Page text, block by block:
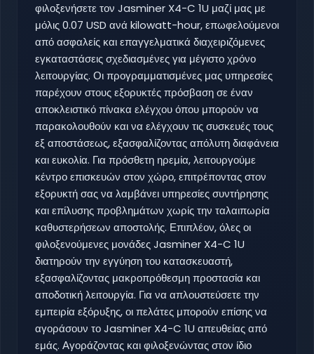
φιλοξενήσετε τον Jasminer X4-C 1U μαζί μας με
μόλις 0.07 USD ανά kilowatt-hour, επωφελούμενοι
από ασφαλείς και επαγγελματικά διαχειριζόμενες
εγκαταστάσεις σχεδιασμένες για μέγιστο χρόνο
λειτουργίας. Οι προγραμματισμένες μας υπηρεσίες
παρέχουν στους εξορυκτές πρόσβαση σε έναν
αποκλειστικό πίνακα ελέγχου όπου μπορούν να
παρακολουθούν και να ελέγχουν τις συσκευές τους
εξ αποστάσεως, εξασφαλίζοντας απόλυτη διαφάνεια
και ευκολία. Για πρόσθετη ηρεμία, λειτουργούμε
κέντρο επισκευών στον χώρο, επιτρέποντας στον
εξορυκτή σας να λαμβάνει υπηρεσίες συντήρησης
και επίλυσης προβλημάτων χωρίς την ταλαιπωρία
καθυστερήσεων αποστολής. Επιπλέον, όλες οι
φιλοξενούμενες μονάδες Jasminer X4-C 1U
διατηρούν την εγγύηση του κατασκευαστή,
εξασφαλίζοντας μακροπρόθεσμη προστασία και
αποδοτική λειτουργία. Για να απλουστεύσετε την
εμπειρία εξόρυξης, οι πελάτες μπορούν επίσης να
αγοράσουν το Jasminer X4-C 1U απευθείας από
εμάς. Αγοράζοντας και φιλοξενώντας στον ίδιο